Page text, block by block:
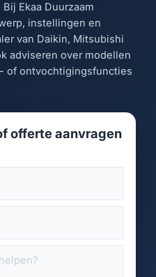
Ekaa Duurzaam
instellingen en
van Daikin, Mitsubishi
adviseren over modellen
of ontvochtigingsfuncties
offerte aanvragen